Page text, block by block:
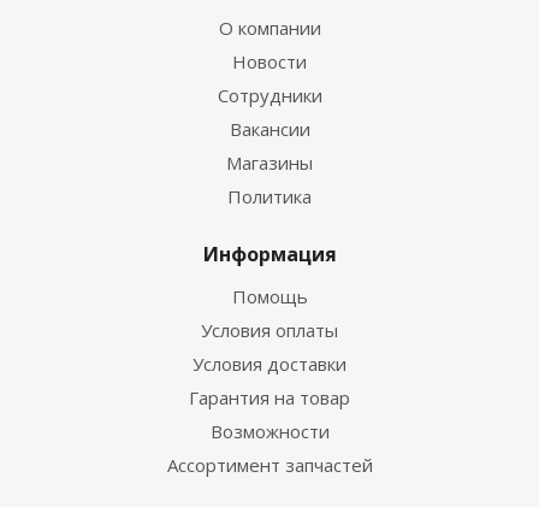
О компании
Новости
Сотрудники
Вакансии
Магазины
Политика
Информация
Помощь
Условия оплаты
Условия доставки
Гарантия на товар
Возможности
Ассортимент запчастей